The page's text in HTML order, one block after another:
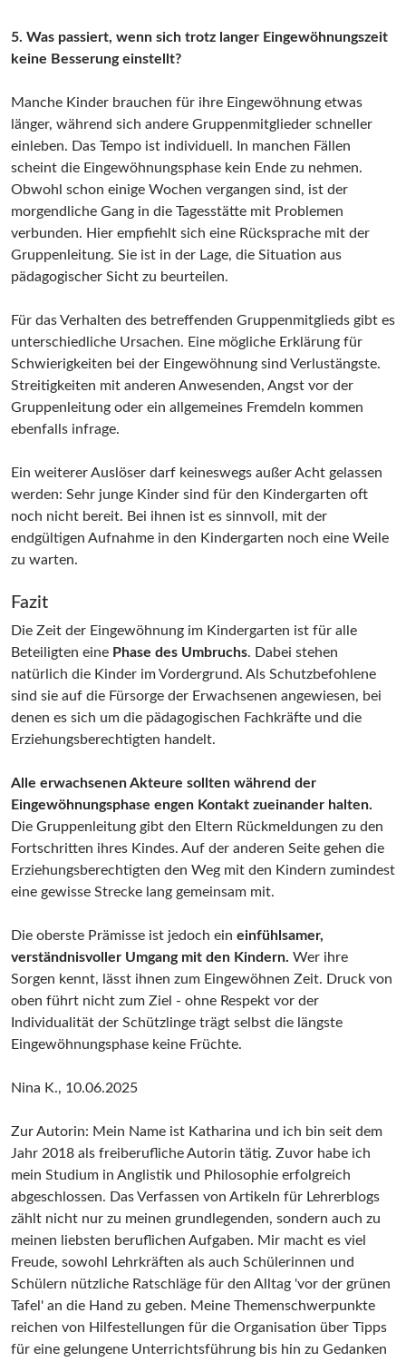
5. Was passiert, wenn sich trotz langer Eingewöhnungszeit
keine Besserung einstellt?
Manche Kinder brauchen für ihre Eingewöhnung etwas
länger, während sich andere Gruppenmitglieder schneller
einleben. Das Tempo ist individuell. In manchen Fällen
scheint die Eingewöhnungsphase kein Ende zu nehmen.
Obwohl schon einige Wochen vergangen sind, ist der
morgendliche Gang in die Tagesstätte mit Problemen
verbunden. Hier empfiehlt sich eine Rücksprache mit der
Gruppenleitung. Sie ist in der Lage, die Situation aus
pädagogischer Sicht zu beurteilen.
Für das Verhalten des betreffenden Gruppenmitglieds gibt es
unterschiedliche Ursachen. Eine mögliche Erklärung für
Schwierigkeiten bei der Eingewöhnung sind Verlustängste.
Streitigkeiten mit anderen Anwesenden, Angst vor der
Gruppenleitung oder ein allgemeines Fremdeln kommen
ebenfalls infrage.
Ein weiterer Auslöser darf keineswegs außer Acht gelassen
werden: Sehr junge Kinder sind für den Kindergarten oft
noch nicht bereit. Bei ihnen ist es sinnvoll, mit der
endgültigen Aufnahme in den Kindergarten noch eine Weile
zu warten.
Fazit
Die Zeit der Eingewöhnung im Kindergarten ist für alle
Beteiligten eine Phase des Umbruchs. Dabei stehen
natürlich die Kinder im Vordergrund. Als Schutzbefohlene
sind sie auf die Fürsorge der Erwachsenen angewiesen, bei
denen es sich um die pädagogischen Fachkräfte und die
Erziehungsberechtigten handelt.
Alle erwachsenen Akteure sollten während der
Eingewöhnungsphase engen Kontakt zueinander halten.
Die Gruppenleitung gibt den Eltern Rückmeldungen zu den
Fortschritten ihres Kindes. Auf der anderen Seite gehen die
Erziehungsberechtigten den Weg mit den Kindern zumindest
eine gewisse Strecke lang gemeinsam mit.
Die oberste Prämisse ist jedoch ein einfühlsamer,
verständnisvoller Umgang mit den Kindern. Wer ihre
Sorgen kennt, lässt ihnen zum Eingewöhnen Zeit. Druck von
oben führt nicht zum Ziel - ohne Respekt vor der
Individualität der Schützlinge trägt selbst die längste
Eingewöhnungsphase keine Früchte.
Nina K., 10.06.2025
Zur Autorin: Mein Name ist Katharina und ich bin seit dem
Jahr 2018 als freiberufliche Autorin tätig. Zuvor habe ich
mein Studium in Anglistik und Philosophie erfolgreich
abgeschlossen. Das Verfassen von Artikeln für Lehrerblogs
zählt nicht nur zu meinen grundlegenden, sondern auch zu
meinen liebsten beruflichen Aufgaben. Mir macht es viel
Freude, sowohl Lehrkräften als auch Schülerinnen und
Schülern nützliche Ratschläge für den Alltag 'vor der grünen
Tafel' an die Hand zu geben. Meine Themenschwerpunkte
reichen von Hilfestellungen für die Organisation über Tipps
für eine gelungene Unterrichtsführung bis hin zu Gedanken